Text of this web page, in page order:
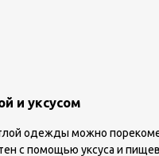
и уксусом
одежды можно
с помощью уксуса и